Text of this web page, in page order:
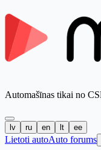
Automašīnas tikai no
lv ru en lt ee
Lietoti autoAuto forums